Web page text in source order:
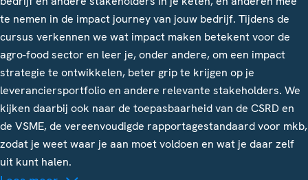
te nemen in de impact journey van jouw bedrijf. Tijdens de
cursus verkennen we wat impact maken betekent voor de
agro-food sector en leer je, onder andere, om een impact
strategie te ontwikkelen, beter grip te krijgen op je
leveranciersportfolio en andere relevante stakeholders. We
kijken daarbij ook naar de toepasbaarheid van de CSRD en
de VSME, de vereenvoudigde rapportagestandaard voor mkb,
zodat je weet waar je aan moet voldoen en wat je daar zelf
uit kunt halen.